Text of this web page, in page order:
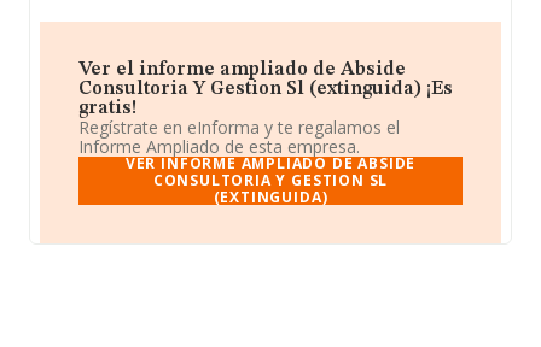
Ver el informe ampliado de Abside
Consultoria Y Gestion Sl (extinguida) ¡Es
gratis!
Regístrate en eInforma y te regalamos el
Informe Ampliado de esta empresa.
VER INFORME AMPLIADO DE ABSIDE
CONSULTORIA Y GESTION SL
(EXTINGUIDA)